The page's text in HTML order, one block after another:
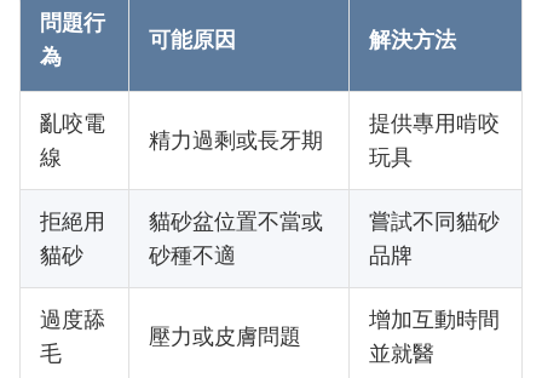
問題行
為
可能原因 解決方法
亂咬電
線
精力過剩或長牙期
提供專用啃咬
玩具
拒絕用
貓砂
貓砂盆位置不當或
砂種不適
嘗試不同貓砂
品牌
過度舔
毛
壓力或皮膚問題
增加互動時間
並就醫